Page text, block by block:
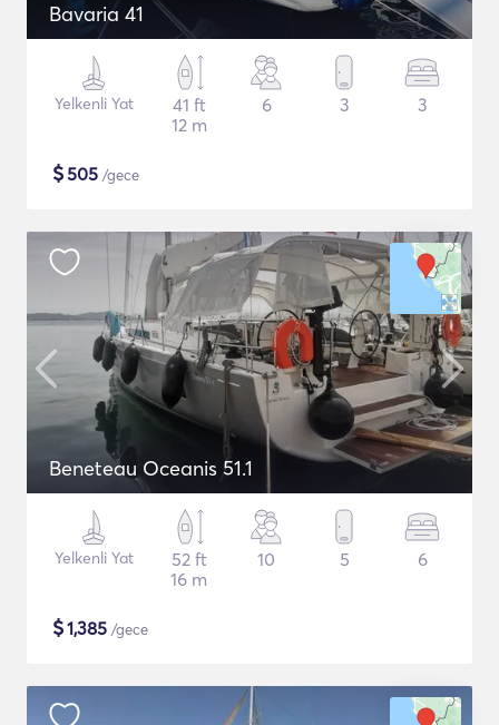
Bavaria 41
Yelkenli Yat
41 ft
12 m
6 3 3
$505 /gece
Beneteau Oceanis 51.1
Yelkenli Yat
52 ft
16 m
10 5 6
$1,385 /gece